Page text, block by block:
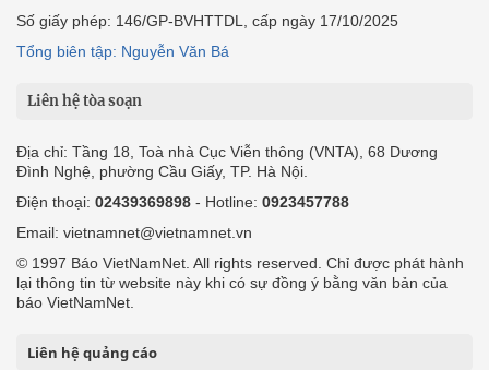
Số giấy phép: 146/GP-BVHTTDL, cấp ngày 17/10/2025
Tổng biên tập: Nguyễn Văn Bá
Liên hệ tòa soạn
Địa chỉ: Tầng 18, Toà nhà Cục Viễn thông (VNTA), 68 Dương
Đình Nghệ, phường Cầu Giấy, TP. Hà Nội.
Điện thoại: 02439369898 - Hotline: 0923457788
Email: vietnamnet@vietnamnet.vn
© 1997 Báo VietNamNet. All rights reserved. Chỉ được phát hành
lại thông tin từ website này khi có sự đồng ý bằng văn bản của
báo VietNamNet.
Liên hệ quảng cáo